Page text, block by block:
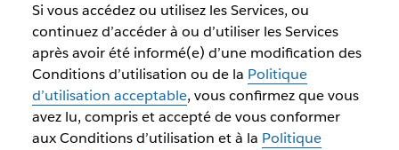
Si vous accédez ou utilisez les Services, ou
continuez d’accéder à ou d’utiliser les Services
après avoir été informé(e) d’une modification des
Conditions d’utilisation ou de la Politique
d’utilisation acceptable, vous confirmez que vous
avez lu, compris et accepté de vous conformer
aux Conditions d’utilisation et à la Politique